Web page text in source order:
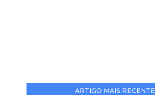
ARTIGO MAIS RECENTE